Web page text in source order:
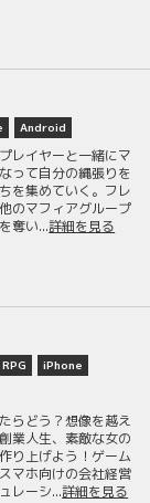
Android
レイヤーと一緒にマ
って自分の縄張りを
を集めていく。フレ
のマフィアグループ
奪い...詳細を見る
RPG
iPhone
らどう？想像を越え
業人生、素敵な女の
り上げよう！ゲーム
マホ向けの会社経営
レーシ...詳細を見る